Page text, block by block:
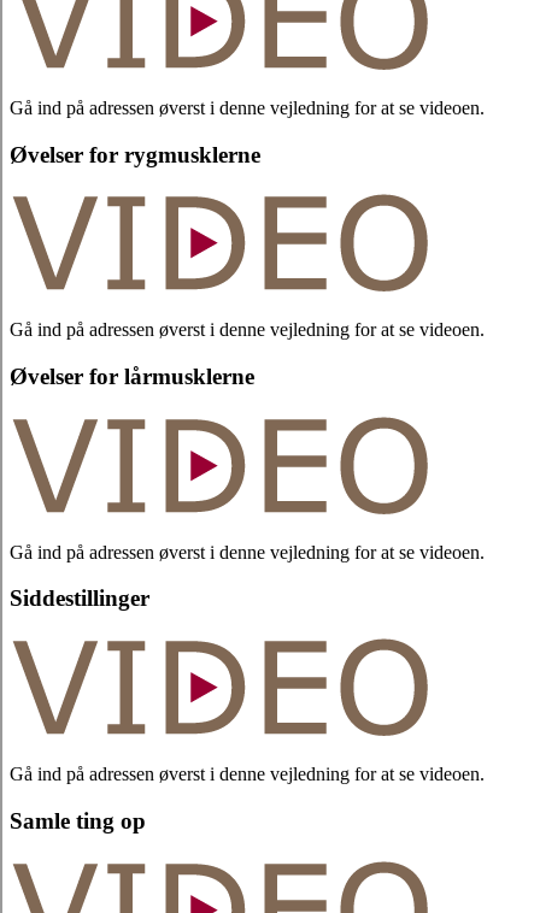
Gå ind på adressen øverst i denne vejledning for at se videoen.
Øvelser for rygmusklerne
Gå ind på adressen øverst i denne vejledning for at se videoen.
Øvelser for lårmusklerne
Gå ind på adressen øverst i denne vejledning for at se videoen.
Siddestillinger
Gå ind på adressen øverst i denne vejledning for at se videoen.
Samle ting op